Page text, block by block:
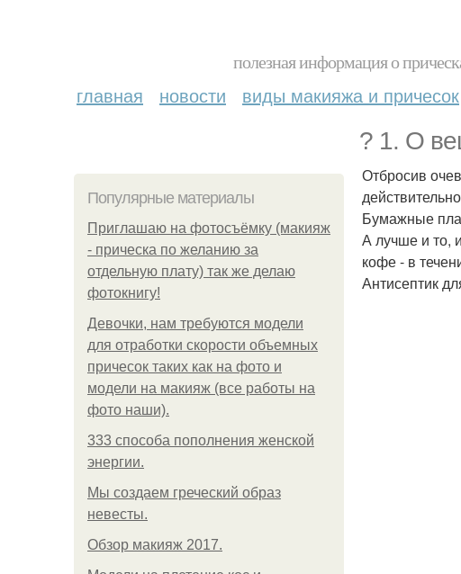
полезная информация о
главная новости виды макияжа и причесок
? 1. О
Популярные материалы
Приглашаю на фотосъёмку (макияж
- прическа по желанию за
отдельную плату) так же делаю
фотокнигу!
Девочки, нам требуются модели
для отработки скорости объемных
причесок таких как на фото и
модели на макияж (все работы на
фото наши).
333 способа пополнения женской
энергии.
Мы создаем греческий образ
невесты.
Обзор макияж 2017.
Отбросив
Бумажные
А лучше и то,
кофе - в
Антисептик